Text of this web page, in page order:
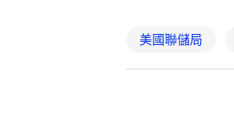
美國聯儲局